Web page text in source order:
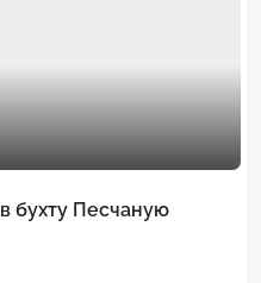
бухту Песчаную